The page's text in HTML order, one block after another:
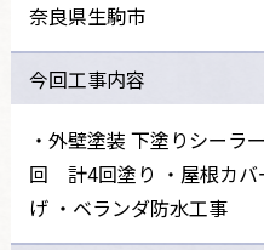
奈良県生駒市
今回工事内容
・外壁塗装 下塗りシーラ
回 計4回塗り ・屋根カバ
げ ・ベランダ防水工事